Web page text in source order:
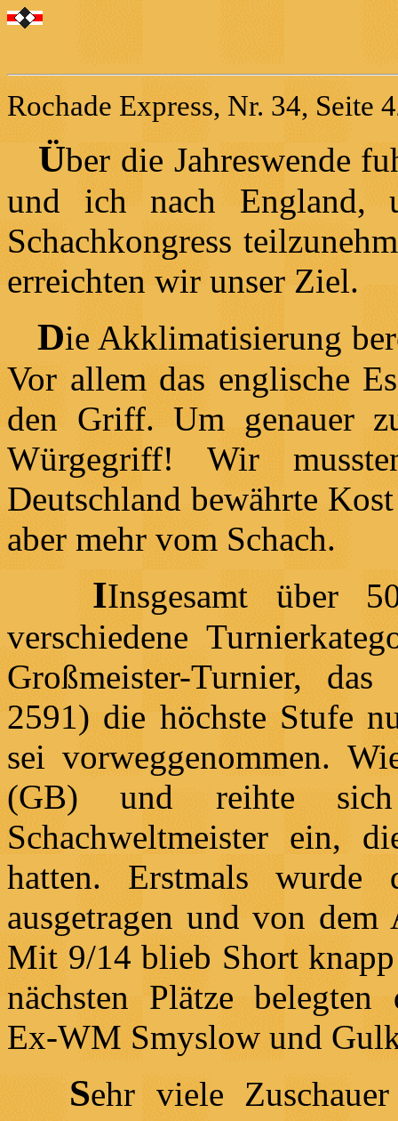
Rochade Express, Nr. 34, Seite
Über die Jahreswende
und ich nach England,
Schachkongress
erreichten wir unser Ziel.
Die Akklimatisierung
Vor allem das englische
den Griff. Um genauer
Würgegriff! Wir
Deutschland bewährte
aber mehr vom Schach.
IInsgesamt über
verschiedene
Großmeister-Turnier,
2591) die höchste Stufe
sei vorweggenommen.
(GB) und reihte
Schachweltmeister ein,
hatten. Erstmals wurde
ausgetragen und von
Mit 9/14 blieb Short
nächsten Plätze
Ex-WM Smyslow und
Sehr viele